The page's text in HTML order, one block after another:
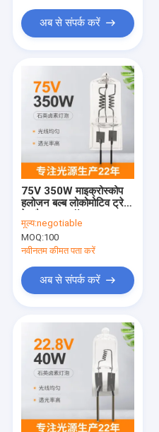
उत्पादों
हमारे बारे में
अब से संपर्क करें
75V 350W माइक्रोस्कोप
हलोजन बल्ब लोकोमोटिव ट्रेन
फ्रंट लाइटिंग
मूल्य:negotiable
MOQ:100
नवीनतम कीमत पता करें
अब से संपर्क करें